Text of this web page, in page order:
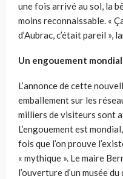
une fois arrivé au sol, la
moins reconnaissable. «
d’Aubrac, c’était pareil »,
Un engouement mondial
L’annonce de cette
emballement sur les
milliers de visiteurs sont
L’engouement est
fois que l’on prouve
« mythique ». Le maire
l’ouverture d’un musée